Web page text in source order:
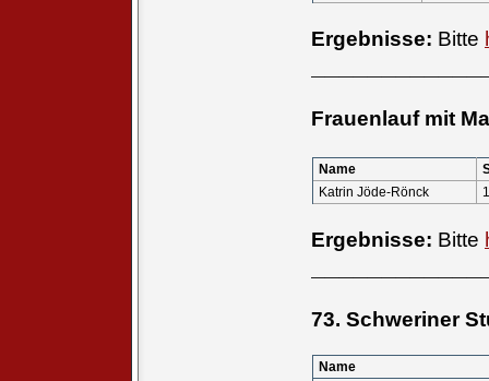
Ergebnisse: Bitte
Frauenlauf mit
Name
Katrin Jöde-Rönck
Ergebnisse: Bitte
73. Schweriner
Name